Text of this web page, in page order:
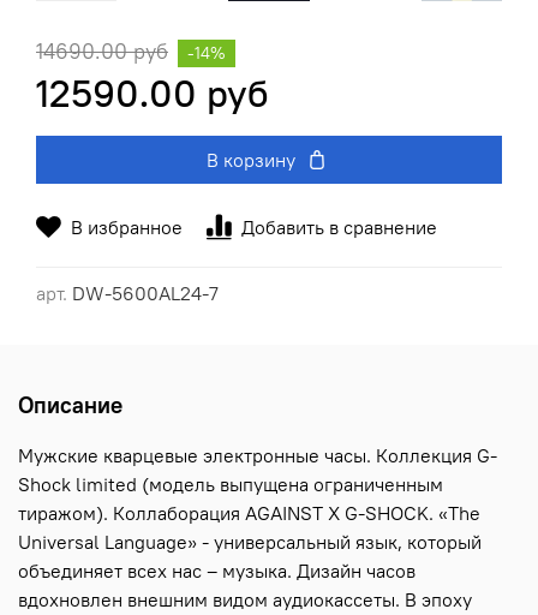
В избранное Добавить в сравнение
арт. DW-5600AL24-7
14690.00 руб
12590.00 руб
-14%
В корзину
Описание
Мужские кварцевые электронные часы. Коллекция G-
Shock limited (модель выпущена ограниченным
тиражом). Коллаборация AGAINST X G-SHOCK. «The
Universal Language» - универсальный язык, который
объединяет всех нас – музыка. Дизайн часов
вдохновлен внешним видом аудиокассеты. В эпоху